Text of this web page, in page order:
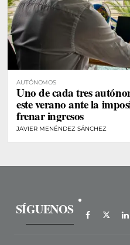
AUTÓNOMOS
Uno de cada tres
este verano ante la
frenar ingresos
JAVIER MENÉNDEZ SÁNCHEZ
SÍGUENOS